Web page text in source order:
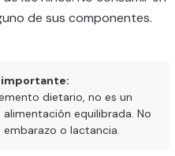
de sus componentes.
dietario, no es un
equilibrada. No
o lactancia.